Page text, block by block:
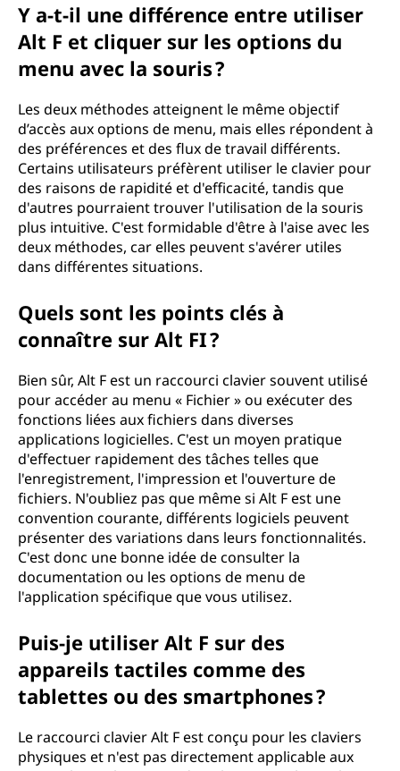
Y a-t-il une différence entre utiliser
Alt F et cliquer sur les options du
menu avec la souris ?
Les deux méthodes atteignent le même objectif
d’accès aux options de menu, mais elles répondent à
des préférences et des flux de travail différents.
Certains utilisateurs préfèrent utiliser le clavier pour
des raisons de rapidité et d'efficacité, tandis que
d'autres pourraient trouver l'utilisation de la souris
plus intuitive. C'est formidable d'être à l'aise avec les
deux méthodes, car elles peuvent s'avérer utiles
dans différentes situations.
Quels sont les points clés à
connaître sur Alt FI ?
Bien sûr, Alt F est un raccourci clavier souvent utilisé
pour accéder au menu « Fichier » ou exécuter des
fonctions liées aux fichiers dans diverses
applications logicielles. C'est un moyen pratique
d'effectuer rapidement des tâches telles que
l'enregistrement, l'impression et l'ouverture de
fichiers. N'oubliez pas que même si Alt F est une
convention courante, différents logiciels peuvent
présenter des variations dans leurs fonctionnalités.
C'est donc une bonne idée de consulter la
documentation ou les options de menu de
l'application spécifique que vous utilisez.
Puis-je utiliser Alt F sur des
appareils tactiles comme des
tablettes ou des smartphones ?
Le raccourci clavier Alt F est conçu pour les claviers
physiques et n'est pas directement applicable aux